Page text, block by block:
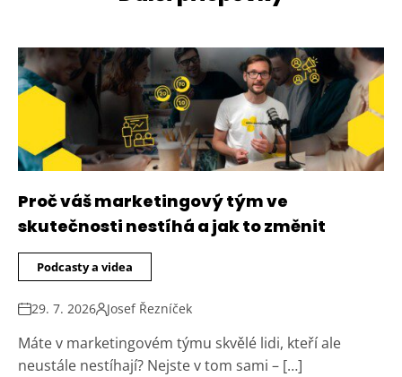
Proč váš marketingový tým ve
skutečnosti nestíhá a jak to změnit
Podcasty a videa
29. 7. 2026 Josef Řezníček
Máte v marketingovém týmu skvělé lidi, kteří ale
neustále nestíhají? Nejste v tom sami – […]